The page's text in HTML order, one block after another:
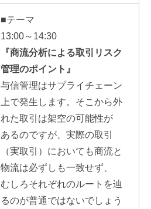
■テーマ
13:00～14:30
『商流分析による取引リスク
管理のポイント』
与信管理はサプライチェーン
上で発生します。そこから外
れた取引は架空の可能性が
あるのですが、実際の取引
（実取引）においても商流と
物流は必ずしも一致せず、
むしろそれぞれのルートを辿
るのが普通ではないでしょう